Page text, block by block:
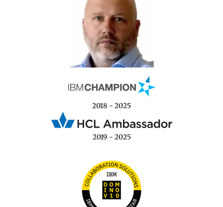
2018 - 2025
2019 - 2025